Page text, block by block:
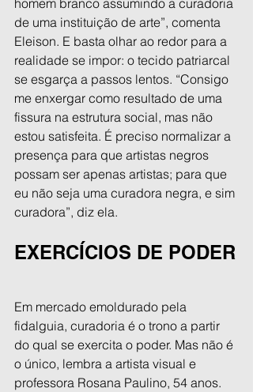
homem branco assumindo a curadoria
de uma instituição de arte”, comenta
Eleison. E basta olhar ao redor para a
realidade se impor: o tecido patriarcal
se esgarça a passos lentos. “Consigo
me enxergar como resultado de uma
fissura na estrutura social, mas não
estou satisfeita. É preciso normalizar a
presença para que artistas negros
possam ser apenas artistas; para que
eu não seja uma curadora negra, e sim
curadora”, diz ela.
EXERCÍCIOS DE PODER
Em mercado emoldurado pela
fidalguia, curadoria é o trono a partir
do qual se exercita o poder. Mas não é
o único, lembra a artista visual e
professora Rosana Paulino, 54 anos.